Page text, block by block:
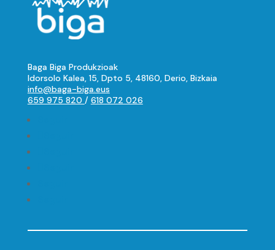
Baga Biga Produkzioak
Idorsolo Kalea, 15, Dpto 5, 48160, Derio, Bizkaia
info@baga-biga.eus
659 975 820 / 618 072 026